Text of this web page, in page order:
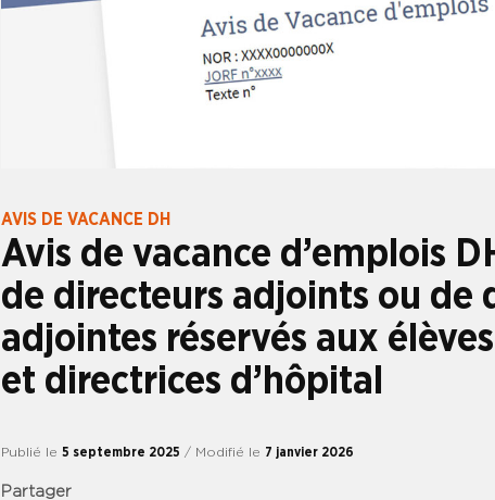
AVIS DE VACANCE DH
Avis de vacance d’emplois
de directeurs adjoints ou de
adjointes réservés aux
et directrices d’hôpital
Publié le 5 septembre 2025 / Modifié le 7 janvier 2026
Partager